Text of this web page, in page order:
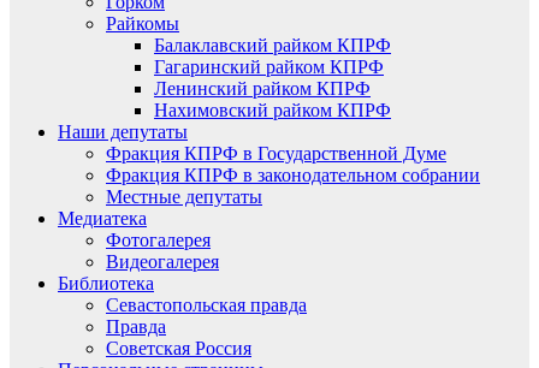
Райкомы
Балаклавский райком КПРФ
Гагаринский райком КПРФ
Ленинский райком КПРФ
Нахимовский райком КПРФ
Наши депутаты
Фракция КПРФ в Государственной Думе
Фракция КПРФ в законодательном собрании
Местные депутаты
Медиатека
Фотогалерея
Видеогалерея
Библиотека
Севастопольская правда
Правда
Советская Россия